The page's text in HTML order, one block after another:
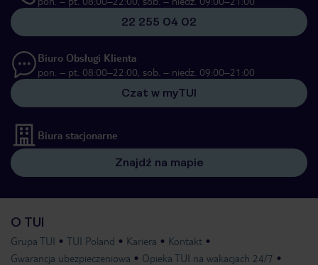
22 255 04 02
Biuro Obsługi Klienta
pon. – pt. 08:00–22:00, sob. – niedz. 09:00–21:00
Czat w myTUI
Biura stacjonarne
Znajdź na mapie
O TUI
Grupa TUI TUI Poland Kariera
Kontakt
Gwarancja ubezpieczeniowa
Opieka TUI na wakacjach 24/7